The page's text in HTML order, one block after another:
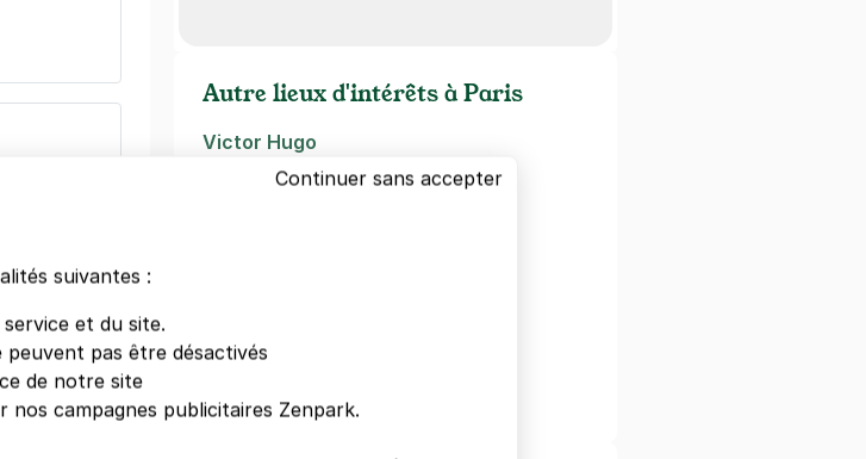
Autre lieux d'intérêts à Paris
Victor Hugo
Notre Dame de Paris
Pont-Marie
Continuer sans accepter
suivantes :
et du site.
peuvent pas être désactivés
de notre site
campagnes publicitaires Zenpark.